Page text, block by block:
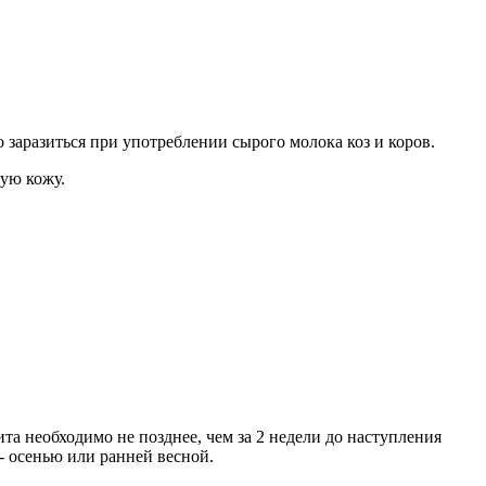
при употреблении сырого молока коз и коров.
кожу.
необходимо не позднее, чем за 2 недели до наступления
осенью или ранней весной.